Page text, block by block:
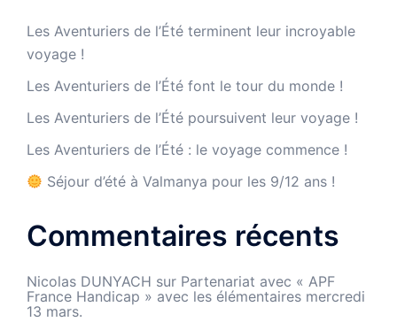
Les Aventuriers de l’Été terminent leur incroyable
voyage !
Les Aventuriers de l’Été font le tour du monde !
Les Aventuriers de l’Été poursuivent leur voyage !
Les Aventuriers de l’Été : le voyage commence !
Séjour d’été à Valmanya pour les 9/12 ans !
Commentaires récents
Nicolas DUNYACH sur Partenariat avec « APF
France Handicap » avec les élémentaires mercredi
13 mars.